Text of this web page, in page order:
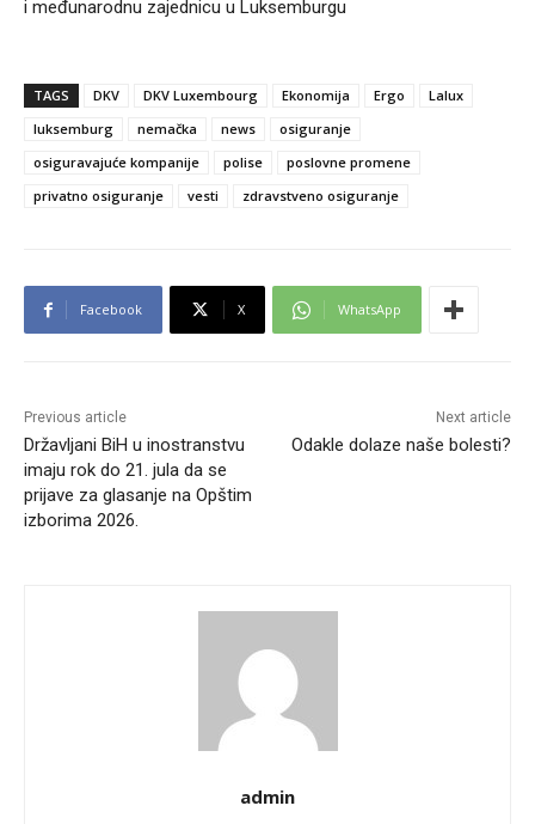
i međunarodnu zajednicu u Luksemburgu
TAGS DKV DKV Luxembourg Ekonomija Ergo
Lalux
luksemburg
nemačka news
osiguranje
osiguravajuće kompanije
polise
poslovne promene
privatno osiguranje
vesti zdravstveno osiguranje
Facebook X WhatsApp
Previous article
Državljani BiH u inostranstvu
imaju rok do 21. jula da se
prijave za glasanje na Opštim
izborima 2026.
Next article
Odakle dolaze naše bolesti?
admin